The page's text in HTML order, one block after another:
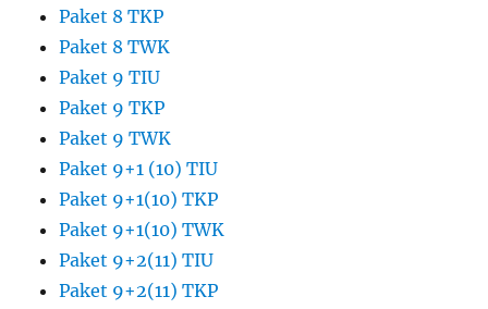
Paket 8 TKP
Paket 8 TWK
Paket 9 TIU
Paket 9 TKP
Paket 9 TWK
Paket 9+1 (10) TIU
Paket 9+1(10) TKP
Paket 9+1(10) TWK
Paket 9+2(11) TIU
Paket 9+2(11) TKP